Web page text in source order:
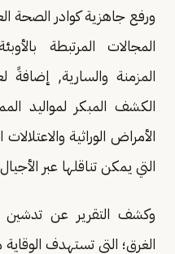
ورفع جاهزية كوادر الصحة
المجالات المرتبطة
المزمنة والسارية,
الكشف المبكر لمواليد
الأمراض الوراثية
التي يمكن تناقلها عبر
وكشف التقرير عن تدشين
الغرق؛ التي تستهدف